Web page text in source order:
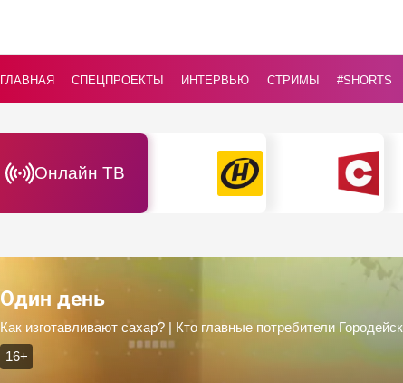
ГЛАВНАЯ СПЕЦПРОЕКТЫ ИНТЕРВЬЮ СТРИМЫ #Shorts
Онлайн ТВ
Один день
Как изготавливают сахар? | Кто главные потребители
16+